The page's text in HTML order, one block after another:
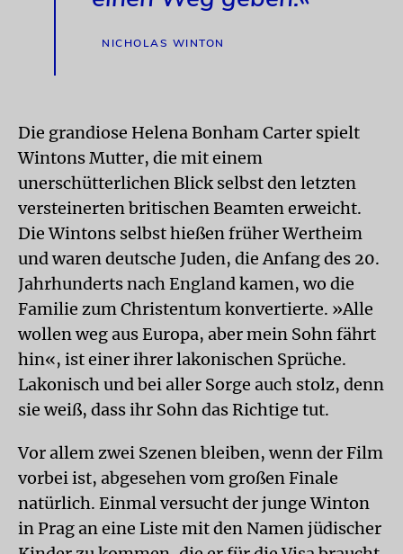
NICHOLAS WINTON
Die grandiose Helena Bonham Carter spielt
Wintons Mutter, die mit einem
unerschütterlichen Blick selbst den letzten
versteinerten britischen Beamten erweicht.
Die Wintons selbst hießen früher Wertheim
und waren deutsche Juden, die Anfang des 20.
Jahrhunderts nach England kamen, wo die
Familie zum Christentum konvertierte. »Alle
wollen weg aus Europa, aber mein Sohn fährt
hin«, ist einer ihrer lakonischen Sprüche.
Lakonisch und bei aller Sorge auch stolz, denn
sie weiß, dass ihr Sohn das Richtige tut.
Vor allem zwei Szenen bleiben, wenn der Film
vorbei ist, abgesehen vom großen Finale
natürlich. Einmal versucht der junge Winton
in Prag an eine Liste mit den Namen jüdischer